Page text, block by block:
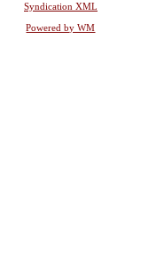
Syndication XML
Powered by WM